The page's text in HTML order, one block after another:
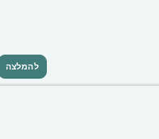
להמלצה